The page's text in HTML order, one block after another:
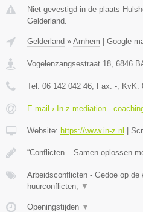
Niet gevestigd in de plaats
Gelderland.
Gelderland » Arnhem Google
Vogelenzangsestraat 18 6846
Tel: 06 142 042 46 , Fax: - , KvK:
E-mail › In-z mediation -
Website: https://www.in-z.nl
“Conflicten – Samen oplossen
Arbeidsconflicten - Gedoe op de
huurconflicten,
▼
Openingstijden ▼